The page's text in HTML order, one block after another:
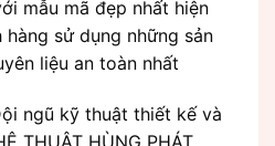
mẫu mã đẹp nhất hiện
sử dụng những sản
liệu an toàn nhất
ngũ kỹ thuật thiết kế và